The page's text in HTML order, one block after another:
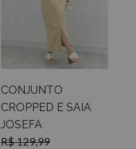
CONJUNTO
CROPPED E SAIA
JOSEFA
R$ 129,99